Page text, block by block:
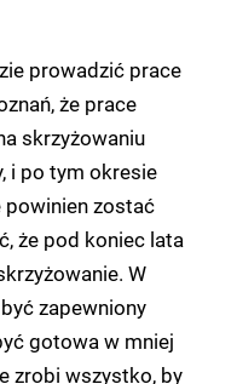
prowadzić prace
że prace
skrzyżowaniu
i po tym okresie
zostać
że pod koniec lata
W
zapewniony
gotowa w mniej
zrobi wszystko, by